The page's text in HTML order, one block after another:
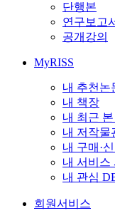
단행본
연구보고
공개강의
MyRISS
내 추천논
내 책장
내 최근
내 저작물
내 구매·
내 서비스
내 관심
회원서비스